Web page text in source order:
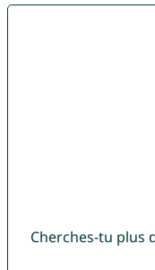
Cherches-tu plus